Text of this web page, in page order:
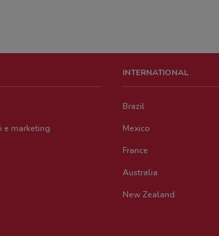
e marketing
INTERNATIONAL
Brazil
Mexico
France
Australia
New Zealand